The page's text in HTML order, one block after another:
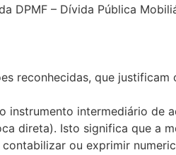
DPMF – Dívida Pública
reconhecidas, que
instrumento intermediário de
direta). Isto significa que a
ou exprimir